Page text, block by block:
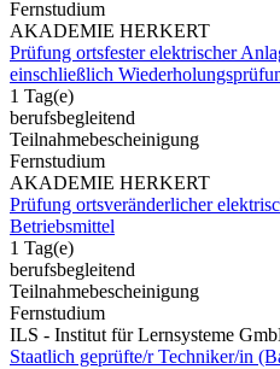
Fernstudium
AKADEMIE HERKERT
Prüfung ortsfester elektrischer
einschließlich
1 Tag(e)
berufsbegleitend
Teilnahmebescheinigung
Fernstudium
AKADEMIE HERKERT
Prüfung ortsveränderlicher
Betriebsmittel
1 Tag(e)
berufsbegleitend
Teilnahmebescheinigung
Fernstudium
ILS - Institut für Lernsysteme
Staatlich geprüfte/r Techniker/in